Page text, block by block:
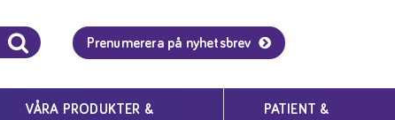
Prenumerera på nyhetsbrev
VÅRA PRODUKTER &
PATIENT &